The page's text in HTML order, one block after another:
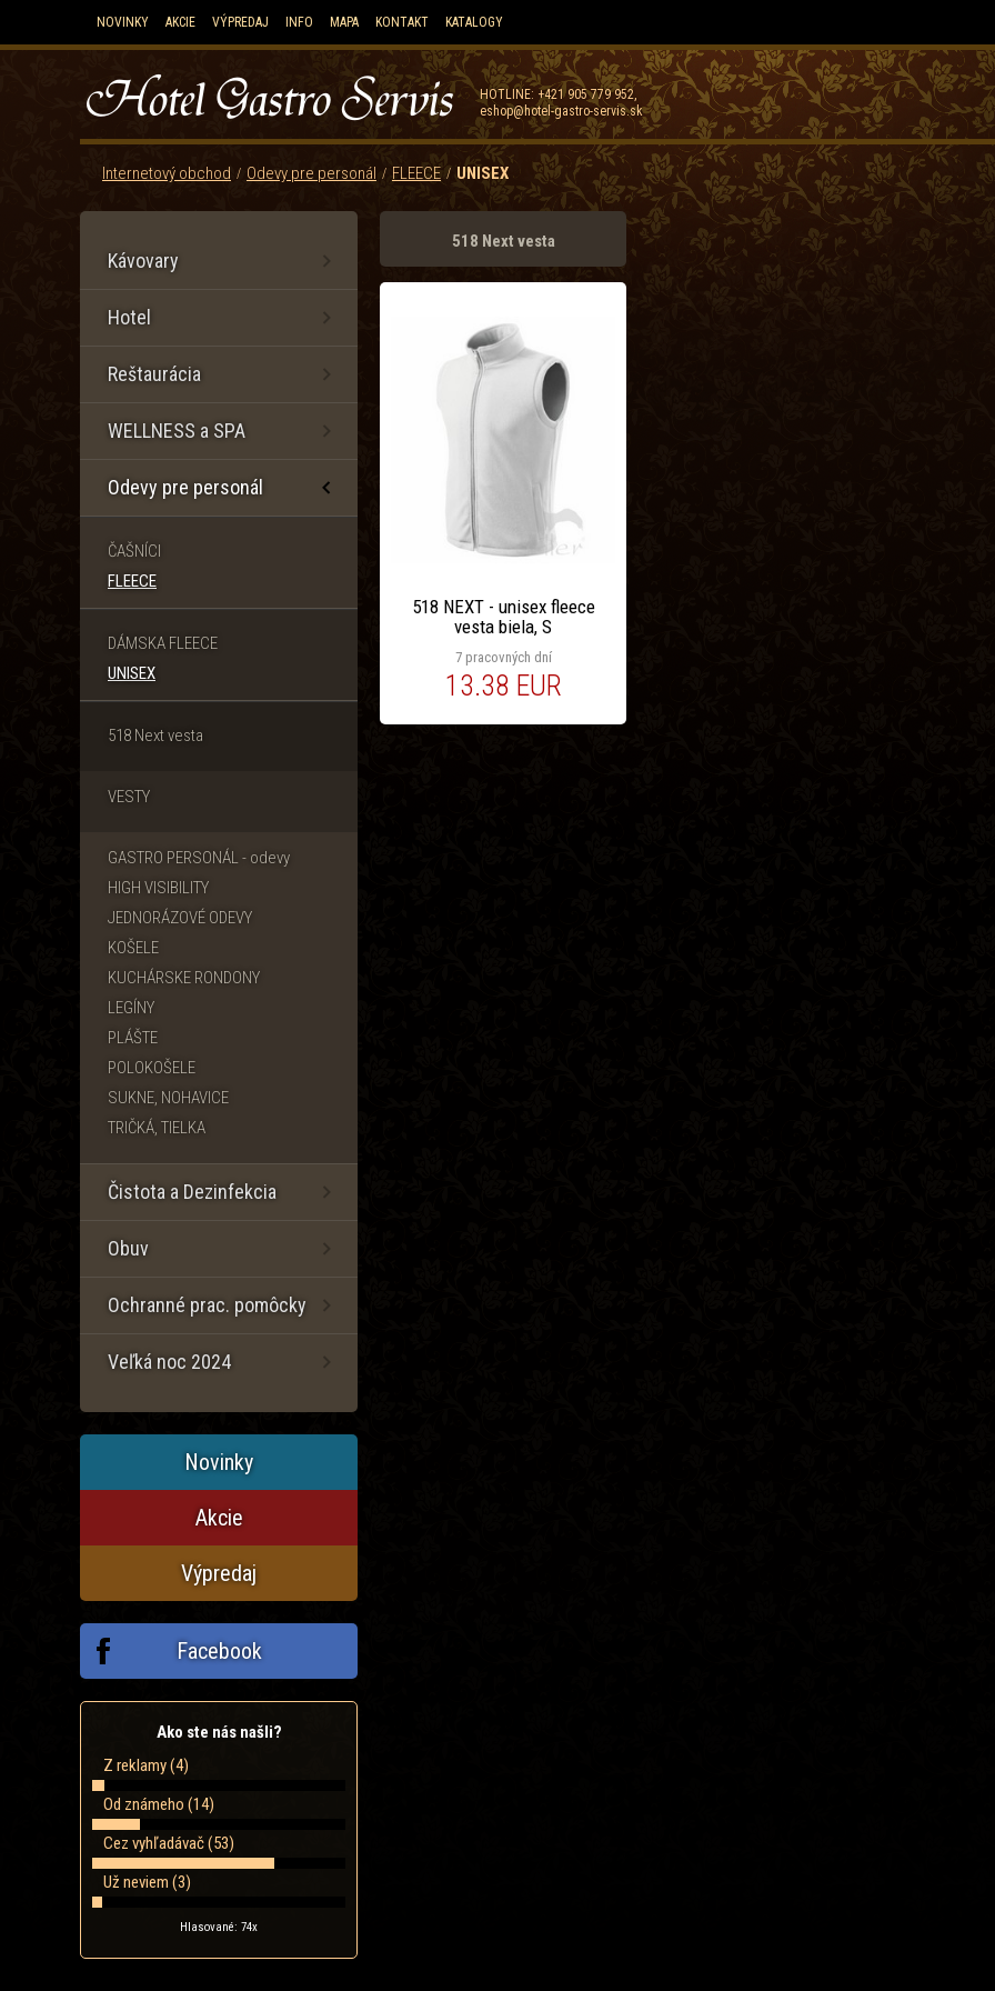
NOVINKY AKCIE VÝPREDAJ INFO MAPA KONTAKT KATALOGY
HOTLINE: +421 905 779 952,
eshop@hotel-gastro-servis.sk
Internetový obchod Odevy pre personál FLEECE UNISEX
Kávovary
Hotel
Reštaurácia
WELLNESS a SPA
Odevy pre personál
ČAŠNÍCI
FLEECE
DÁMSKA FLEECE
UNISEX
518 Next vesta
VESTY
GASTRO PERSONÁL - odevy
HIGH VISIBILITY
JEDNORÁZOVÉ ODEVY
KOŠELE
KUCHÁRSKE RONDONY
LEGÍNY
PLÁŠTE
POLOKOŠELE
SUKNE, NOHAVICE
TRIČKÁ, TIELKA
Čistota a Dezinfekcia
Obuv
Ochranné prac. pomôcky
Veľká noc 2024
Novinky
Akcie
Výpredaj
Facebook
Ako ste nás našli?
Z reklamy (4)
Od známeho (14)
Cez vyhľadávač (53)
Už neviem (3)
Hlasované: 74x
518 Next vesta
518 NEXT - unisex fleece
vesta biela, S
7 pracovných dní
13.38 EUR